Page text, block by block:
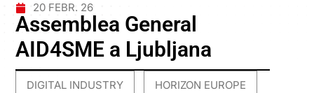
20 FEBR. 26
Assemblea General
AID4SME a Ljubljana
DIGITAL INDUSTRY HORIZON EUROPE